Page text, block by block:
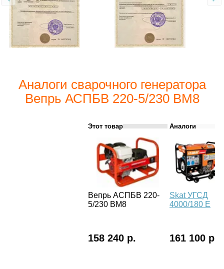
Аналоги сварочного генератора
Вепрь АСПБВ 220-5/230 ВМ8
Этот товар Аналоги
Вепрь АСПБВ 220-
5/230 ВМ8
Skat УГСД
4000/180 Е
158 240 р. 161 100 р.